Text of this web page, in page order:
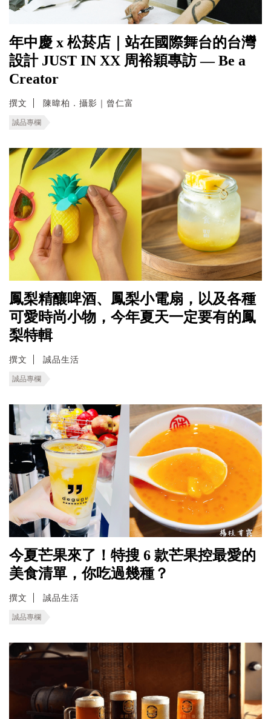
年中慶 x 松菸店｜站在國際舞台的台灣
設計 JUST IN XX 周裕穎專訪 — Be a
Creator
撰文 陳暐柏．攝影｜曾仁富
誠品專欄
鳳梨精釀啤酒、鳳梨小電扇，以及各種
可愛時尚小物，今年夏天一定要有的鳳
梨特輯
撰文 誠品生活
誠品專欄
今夏芒果來了！特搜 6 款芒果控最愛的
美食清單，你吃過幾種？
撰文 誠品生活
誠品專欄